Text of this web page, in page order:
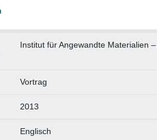
Institut für Angewandte Materialien
Vortrag
2013
Englisch